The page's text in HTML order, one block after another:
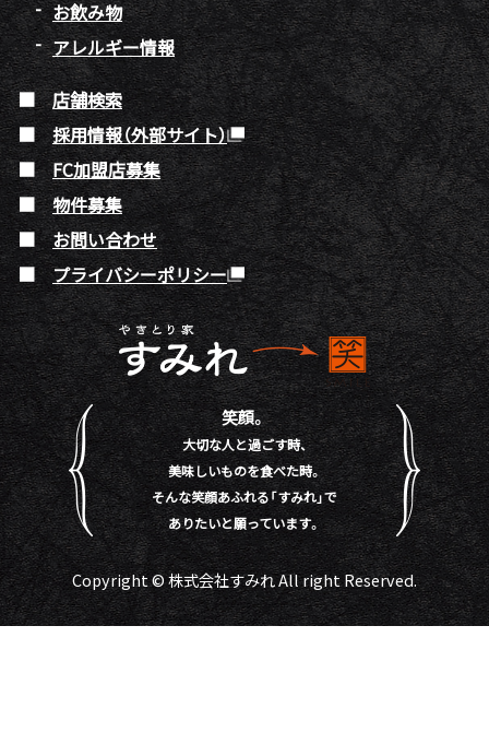
お飲み物
アレルギー情報
店舗検索
採用情報（外部サイト）
FC加盟店募集
物件募集
お問い合わせ
プライバシーポリシー
笑顔。
大切な人と過ごす時、
美味しいものを食べた時。
そんな笑顔あふれる「すみれ」で
ありたいと願っています。
Copyright © 株式会社すみれ All right Reserved.